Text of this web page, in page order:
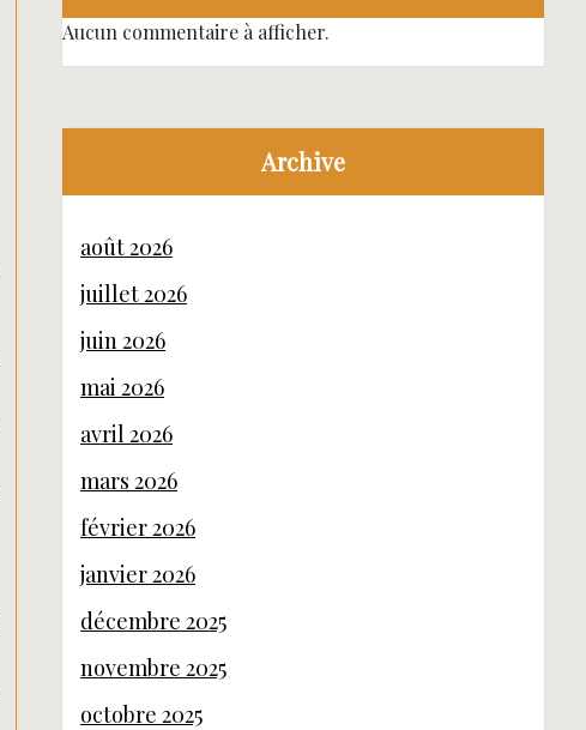
Aucun commentaire à afficher.
Archive
août 2026
juillet 2026
juin 2026
mai 2026
avril 2026
mars 2026
février 2026
janvier 2026
décembre 2025
novembre 2025
octobre 2025